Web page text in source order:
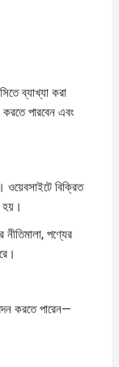
ব্যাখ্যা করা
পারবেন এবং
ওয়েবসাইটে বিক্রিত
হয়।
নীতিমালা, পণ্যের
করতে পারেন—